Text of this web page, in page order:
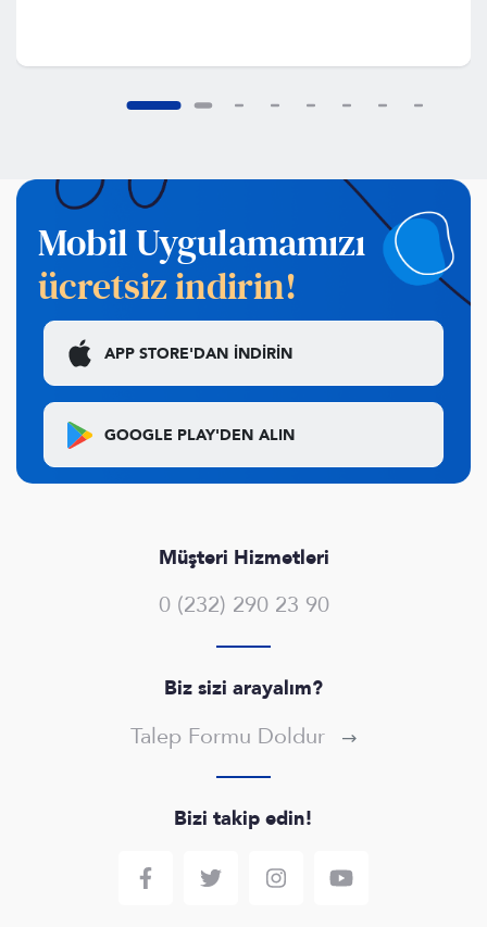
Mobil Uygulamamızı
ücretsiz indirin!
APP STORE'DAN İNDİRİN
GOOGLE PLAY'DEN ALIN
Müşteri Hizmetleri
0 (232) 290 23 90
Biz sizi arayalım?
Talep Formu Doldur
Bizi takip edin!